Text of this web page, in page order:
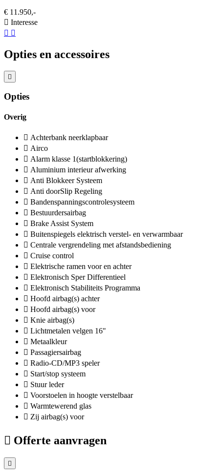
€ 11.950,-
Interesse
Opties en accessoires
Opties
Overig
Achterbank neerklapbaar
Airco
Alarm klasse 1(startblokkering)
Aluminium interieur afwerking
Anti Blokkeer Systeem
Anti doorSlip Regeling
Bandenspanningscontrolesysteem
Bestuurdersairbag
Brake Assist System
Buitenspiegels elektrisch verstel- en verwarmbaar
Centrale vergrendeling met afstandsbediening
Cruise control
Elektrische ramen voor en achter
Elektronisch Sper Differentieel
Elektronisch Stabiliteits Programma
Hoofd airbag(s) achter
Hoofd airbag(s) voor
Knie airbag(s)
Lichtmetalen velgen 16"
Metaalkleur
Passagiersairbag
Radio-CD/MP3 speler
Start/stop systeem
Stuur leder
Voorstoelen in hoogte verstelbaar
Warmtewerend glas
Zij airbag(s) voor
Offerte aanvragen